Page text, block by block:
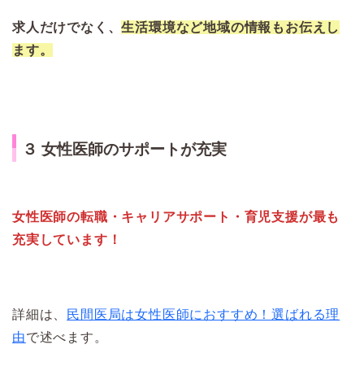
求人だけでなく、生活環境など地域の情報もお伝えし
ます。
３ 女性医師のサポートが充実
女性医師の転職・キャリアサポート・育児支援が最も
充実しています！
詳細は、
民間医局は女性医師におすすめ！選ばれる理
由で述べます。